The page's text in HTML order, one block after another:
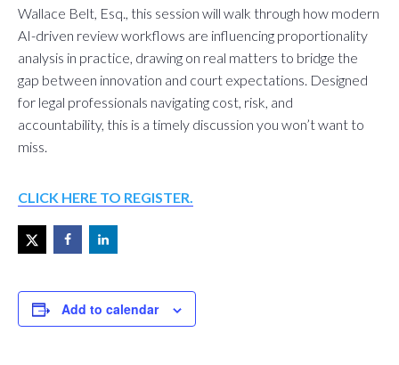
Wallace Belt, Esq., this session will walk through how modern
AI-driven review workflows are influencing proportionality
analysis in practice, drawing on real matters to bridge the
gap between innovation and court expectations. Designed
for legal professionals navigating cost, risk, and
accountability, this is a timely discussion you won’t want to
miss.
CLICK HERE TO REGISTER.
Add to calendar